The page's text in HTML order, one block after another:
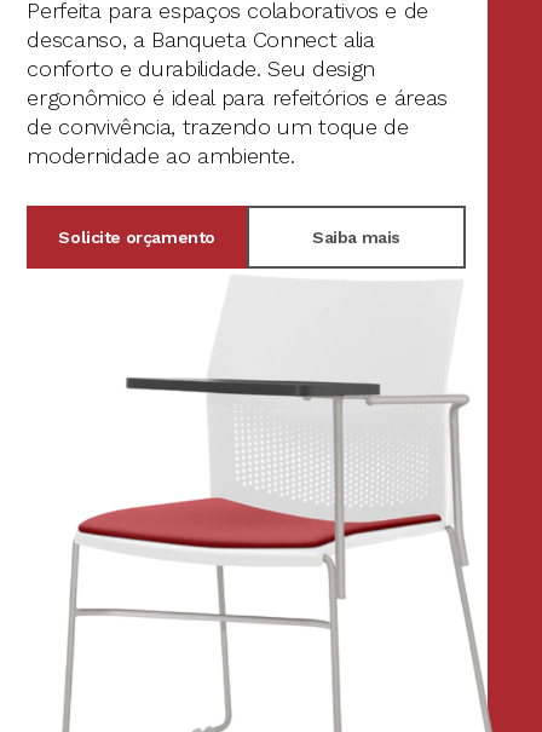
Perfeita para espaços colaborativos e de
descanso, a Banqueta Connect alia
conforto e durabilidade. Seu design
ergonômico é ideal para refeitórios e áreas
de convivência, trazendo um toque de
modernidade ao ambiente.
Solicite orçamento Saiba mais